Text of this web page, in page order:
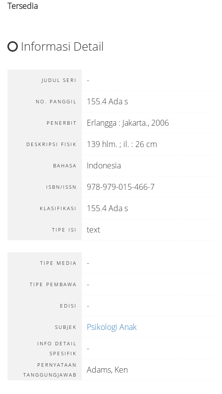
Tersedia
Informasi Detail
JUDUL SERI -
NO. PANGGIL 155.4 Ada s
PENERBIT Erlangga : Jakarta., 2006
DESKRIPSI FISIK 139 hlm. ; il. : 26 cm
BAHASA Indonesia
ISBN/ISSN 978-979-015-466-7
KLASIFIKASI 155.4 Ada s
TIPE ISI text
TIPE MEDIA -
TIPE PEMBAWA -
EDISI -
SUBJEK Psikologi Anak
INFO DETAIL
SPESIFIK
-
PERNYATAAN
TANGGUNGJAWAB
Adams, Ken